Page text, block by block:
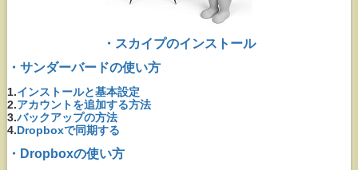
・スカイプのインストール
・サンダーバードの使い方
1.インストールと基本設定
2.アカウントを追加する方法
3.バックアップの方法
4.Dropboxで同期する
・Dropboxの使い方